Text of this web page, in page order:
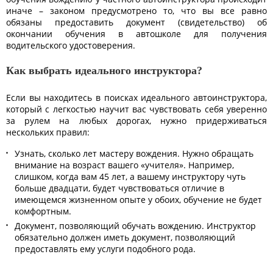
иначе – законом предусмотрено то, что вы все равно
обязаны предоставить документ (свидетельство) об
окончании обучения в автошколе для получения
водительского удостоверения.
Как выбрать идеального инструктора?
Если вы находитесь в поисках идеального автоинструктора,
который с легкостью научит вас чувствовать себя уверенно
за рулем на любых дорогах, нужно придерживаться
нескольких правил:
Узнать, сколько лет мастеру вождения. Нужно обращать
внимание на возраст вашего «учителя». Например,
слишком, когда вам 45 лет, а вашему инструктору чуть
больше двадцати, будет чувствоваться отличие в
имеющемся жизненном опыте у обоих, обучение не будет
комфортным.
Документ, позволяющий обучать вождению. Инструктор
обязательно должен иметь документ, позволяющий
предоставлять ему услуги подобного рода.